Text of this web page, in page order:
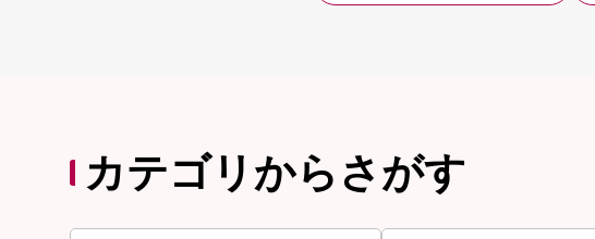
カテゴリからさがす